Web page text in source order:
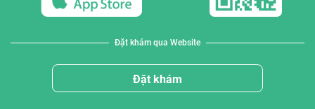
Đặt khám qua Website
Đặt khám